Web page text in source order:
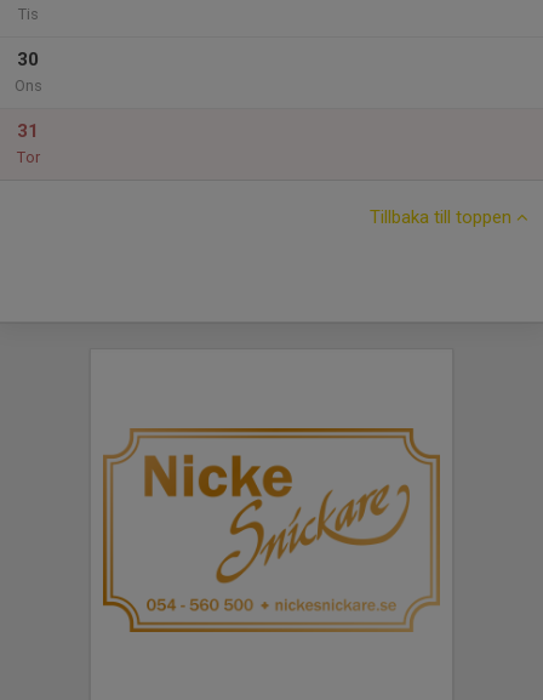
Tis
30
Ons
31
Tor
Tillbaka till toppen